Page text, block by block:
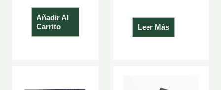
Añadir Al
Carrito
Leer Más